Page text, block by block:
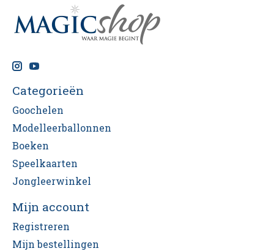
Categorieën
Goochelen
Modelleerballonnen
Boeken
Speelkaarten
Jongleerwinkel
Mijn account
Registreren
Mijn bestellingen